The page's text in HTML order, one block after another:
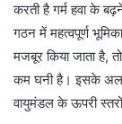
करती है गर्म हवा के
गठन में महत्वपूर्ण
मजबूर किया जाता है,
कम घनी है। इसके
वायुमंडल के ऊपरी स्तरों